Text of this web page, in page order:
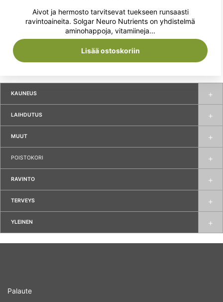
KAUNEUS
LAIHDUTUS
MUUT
POISTOKORI
RAVINTO
TERVEYS
YLEINEN
hinta
oli:
39,90 €.
on:
37,50 €.
Aivot ja hermosto tarvitsevat tuekseen runsaasti
ravintoaineita. Solgar Neuro Nutrients on yhdistelmä
aminohappoja, vitamiineja...
Lisää ostoskoriin
Palaute